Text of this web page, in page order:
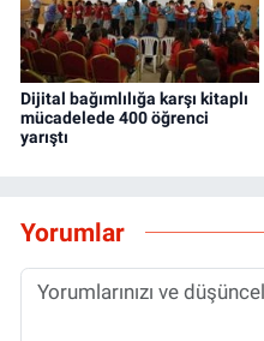
Dijital bağımlılığa karşı kitaplı
mücadelede 400 öğrenci
yarıştı
Yorumlar